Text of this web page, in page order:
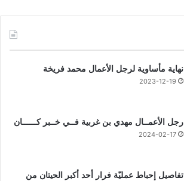
نهاية مأساوية لرجل الأعمال محمد فريخة
2023-12-19
رجل الأعمــال مهدي بن غربية فــي خــبر كــــــان
2024-02-17
تفاصيل إحباط عمليّة فرار أحد أكبر الحيتان من